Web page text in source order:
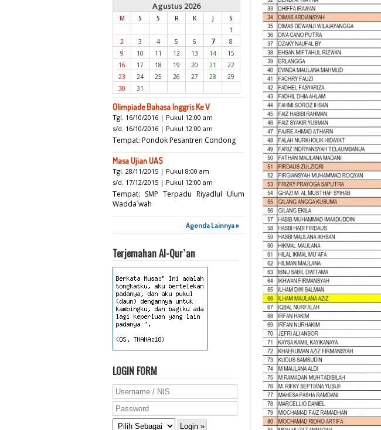
Agustus 2026
M S S R K J
S
1
2
3 4 5 6 7
8
9
10 11 12 13 14
15
16
17 18 19 20 21
22
23
24 25 26 27 28
29
30
31
Olimpiade Bahasa Inggris Ke V
Tgl. 16/10/2016 | Pukul 12:00 am
s/d. 16/10/2016 | Pukul 12:00 am
Tempat: Pondok Pesantren Condong
Masa Ujian UAS
Tgl. 28/11/2015 | Pukul 8:00 am
s/d. 17/12/2015 | Pukul 12:00 am
Tempat: SMP Terpadu Riyadlul Ulum
Wadda`wah
Agenda Lainnya »
Terjemahan Al-Qur`an
LOGIN FORM